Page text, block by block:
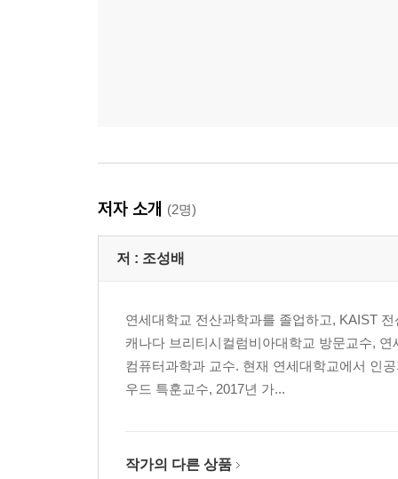
저자 소개 (2명)
저 : 조성배
연세대학교 전산과학과를 졸업하고, KAIST
캐나다 브리티시컬럼비아대학교 방문교수,
컴퓨터과학과 교수. 현재 연세대학교에서 인
우드 특훈교수, 2017년 가...
작가의 다른 상품